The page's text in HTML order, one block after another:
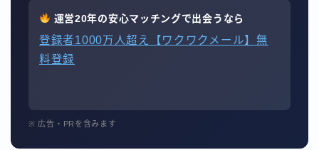
運営20年の安心マッチングで出会うなら
登録者1000万人超え【ワクワクメール】無
料登録
※ 広告・PRを含みます